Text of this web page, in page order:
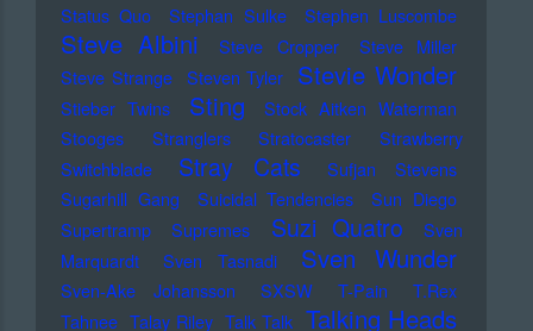
Status Quo
Stephan Sulke Stephen Luscombe
Steve Albini Steve Cropper
Steve Miller
Steve Strange Steven Tyler Stevie Wonder
Stieber Twins Sting
Stock Aitken Waterman
Stooges
Stranglers Stratocaster
Strawberry
Switchblade
Stray Cats
Sufjan Stevens
Sugarhill Gang
Suicidal Tendencies
Sun Diego
Supertramp
Supremes Suzi Quatro
Sven
Marquardt
Sven Tasnadi Sven Wunder
Sven-Ake Johansson SXSW T-Pain
T.Rex
Tahnee Talay Riley Talk Talk Talking Heads